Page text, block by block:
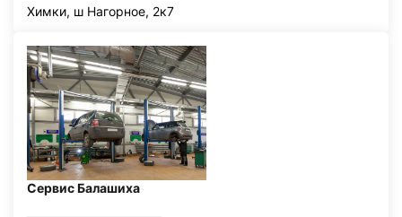
Химки, ш Нагорное, 2к7
Сервис Балашиха